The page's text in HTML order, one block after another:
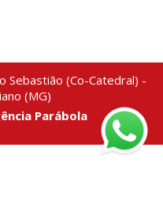
Sebastião (Co-Catedral) -
(MG)
Parábola